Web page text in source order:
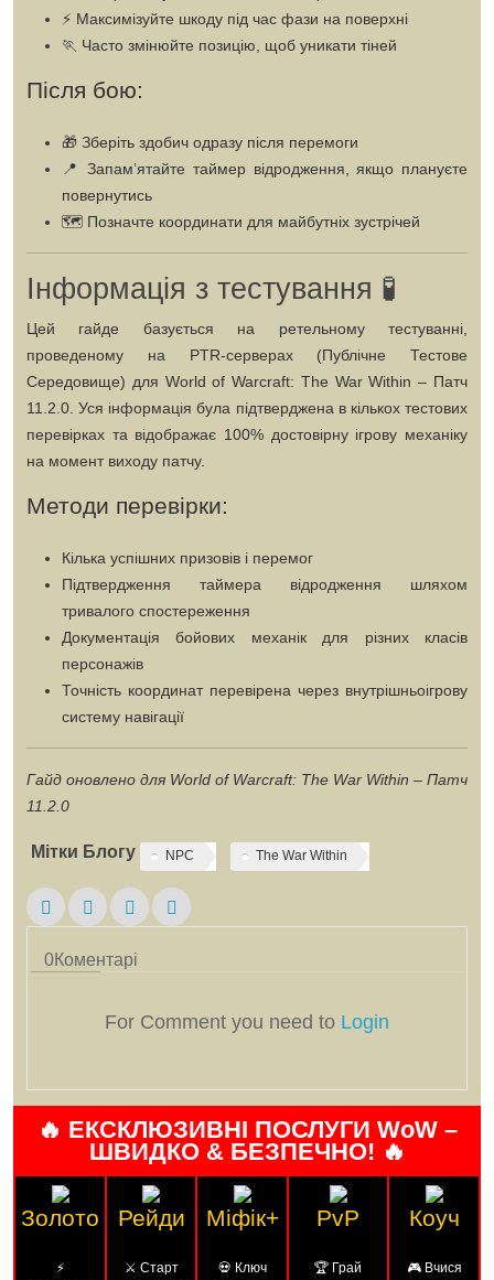
⚡ Максимізуйте шкоду під час фази на поверхні
🏃 Часто змінюйте позицію , щоб уникати тіней
Після бою:
🎁 Зберіть здобич одразу після перемоги
📍Запам’ятайте таймер відродження , якщо плануєте
повернутись
🗺️ Позначте координати для майбутніх зустрічей
Інформація з тестування 🧪
Цей гайде базується на ретельному тестуванні
проведеному на PTR-серверах (Публічне Тестове
Середовище) для World of Warcraft: The War Within – Патч
11.2.0. Уся інформація була підтверджена в кількох тестових
перевірках та відображає 100% достовірну ігрову механіку
на момент виходу патчу.
Методи перевірки:
Кілька успішних призовів і перемог
Підтвердження таймера відродження шляхом
тривалого спостереження
Документація бойових механік для різних класів
персонажів
Точність координат перевірена через внутрішньоігрову
систему навігації
Гайд оновлено для World of Warcraft: The War Within – Патч
11.2.0
Мітки Блогу NPC The War Within
0Коментарі
For Comment you need to Login
🔥 ЕКСКЛЮЗИВНІ ПОСЛУГИ WoW –
ШВИДКО & БЕЗПЕЧНО! 🔥
Золото
⚡
Рейди
⚔️ Старт
Міфік+
💀 Ключ
PvP
🏆 Грай
Коуч
🎮 Вчися